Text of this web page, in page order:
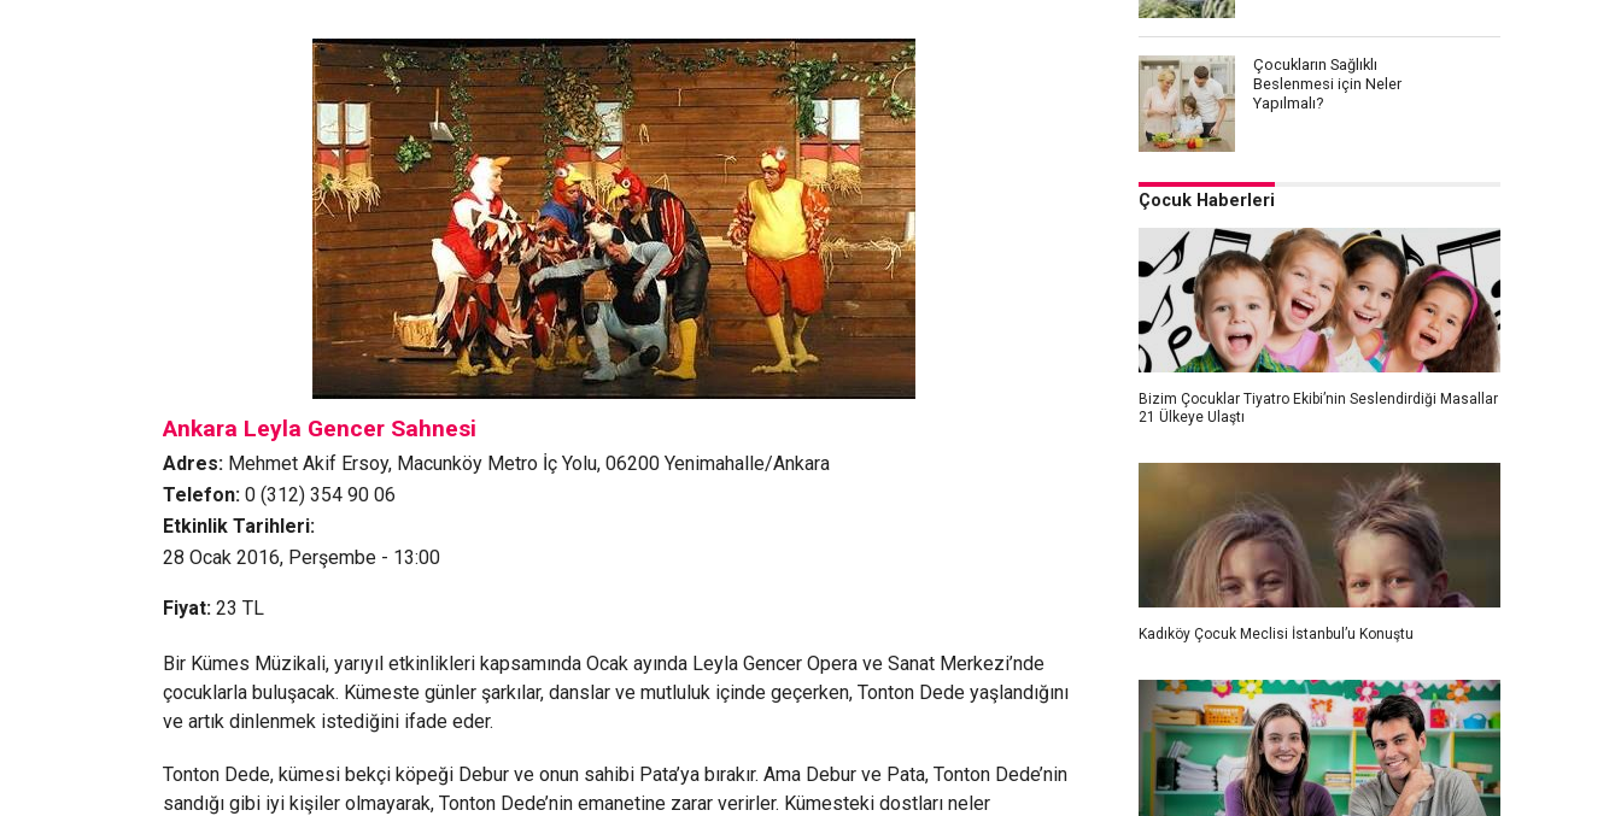
Ankara Leyla Gencer Sahnesi
Adres: Mehmet Akif Ersoy, Macunköy Metro İç Yolu, 06200 Yenimahalle/Ankara
Telefon: 0 (312) 354 90 06
Etkinlik Tarihleri:
28 Ocak 2016, Perşembe - 13:00
Fiyat: 23 TL
Bir Kümes Müzikali, yarıyıl etkinlikleri kapsamında Ocak ayında Leyla Gencer Opera ve Sanat Merkezi’nde
çocuklarla buluşacak. Kümeste günler şarkılar, danslar ve mutluluk içinde geçerken, Tonton Dede yaşlandığını
ve artık dinlenmek istediğini ifade eder.
Tonton Dede, kümesi bekçi köpeği Debur ve onun sahibi Pata’ya bırakır. Ama Debur ve Pata, Tonton Dede’nin
sandığı gibi iyi kişiler olmayarak, Tonton Dede’nin emanetine zarar verirler. Kümesteki dostları neler
Çocukların Sağlıklı
Beslenmesi için Neler
Yapılmalı?
Çocuk Haberleri
Bizim Çocuklar Tiyatro Ekibi’nin Seslendirdiği Masallar
21 Ülkeye Ulaştı
Kadıköy Çocuk Meclisi İstanbul’u Konuştu